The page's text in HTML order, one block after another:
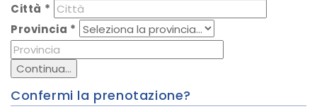
Città *
Provincia *
Continua...
Confermi la prenotazione?